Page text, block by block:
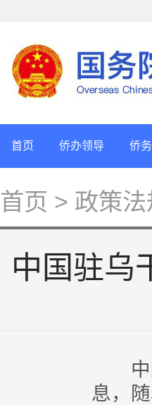
首页 侨办领导 侨
首页 > 政策法
中国驻乌
中国
息，